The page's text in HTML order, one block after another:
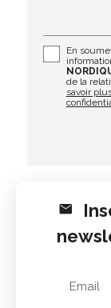
En
de la
savoir
Email